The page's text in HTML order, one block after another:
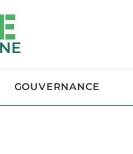
GOUVERNANCE